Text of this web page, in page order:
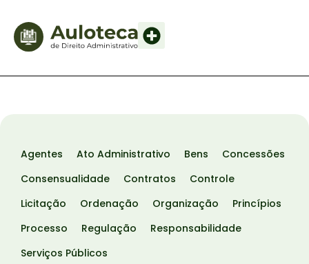
Agentes Ato Administrativo Bens
Concessões
Consensualidade
Contratos
Controle
Licitação
Ordenação Organização
Princípios
Processo
Regulação
Responsabilidade
Serviços Públicos